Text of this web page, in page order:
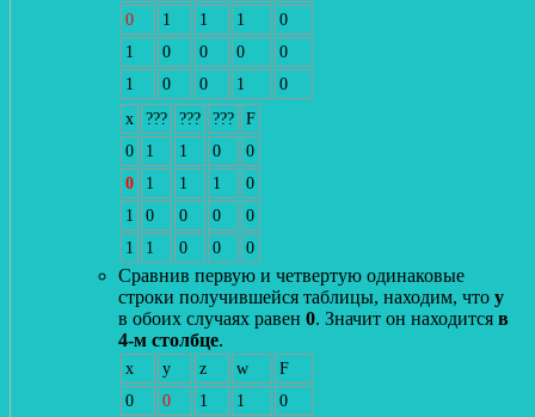
0
1 1 1
0
1
0 0 0
0
1
0 0 1
0
x
??? ??? ???
F
0
1 1 0
0
0
1 1 1
0
1
0 0 0
0
1
1 0 0 0
Сравнив первую и четвертую одинаковые
строки получившейся таблицы, находим, что y
в обоих случаях равен 0. Значит он находится в
4-м столбце.
x y z w
F
0
0 1 1
0